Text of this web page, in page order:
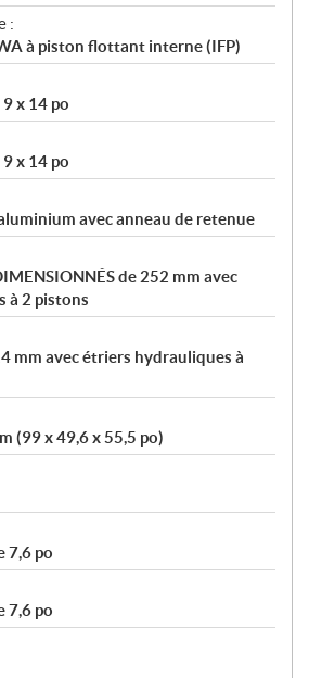
:
à piston flottant interne (IFP)
x 14 po
x 14 po
avec anneau de retenue
de 252 mm avec
à 2 pistons
mm avec étriers hydrauliques à
(99 x 49,6 x 55,5 po)
7,6 po
7,6 po